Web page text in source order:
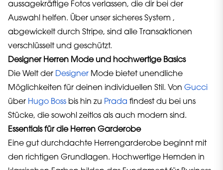
aussagekräftige Fotos verlassen, die dir bei der
Auswahl helfen. Über unser sicheres System ,
abgewickelt durch Stripe, sind alle Transaktionen
verschlüsselt und geschützt.
Designer Herren Mode und hochwertige Basics
Die Welt der Designer Mode bietet unendliche
Möglichkeiten für deinen individuellen Stil. Von Gucci
über Hugo Boss bis hin zu Prada findest du bei uns
Stücke, die sowohl zeitlos als auch modern sind.
Essentials für die Herren Garderobe
Eine gut durchdachte Herrengarderobe beginnt mit
den richtigen Grundlagen. Hochwertige Hemden in